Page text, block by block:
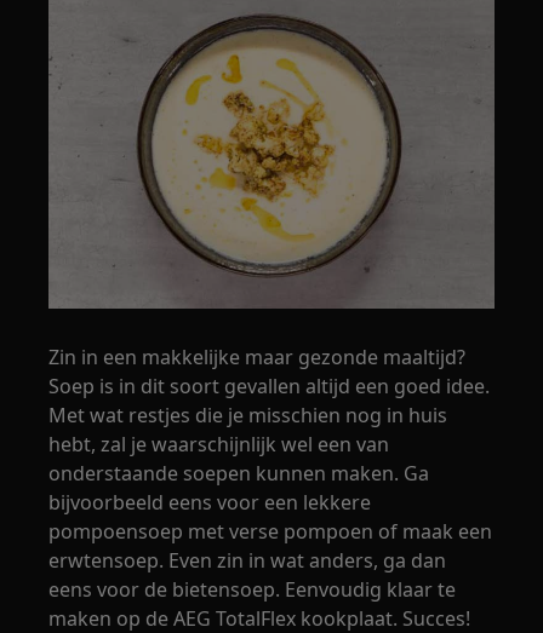
Zin in een makkelijke maar gezonde maaltijd?
Soep is in dit soort gevallen altijd een goed idee.
Met wat restjes die je misschien nog in huis
hebt, zal je waarschijnlijk wel een van
onderstaande soepen kunnen maken. Ga
bijvoorbeeld eens voor een lekkere
pompoensoep met verse pompoen of maak een
erwtensoep. Even zin in wat anders, ga dan
eens voor de bietensoep. Eenvoudig klaar te
maken op de AEG TotalFlex kookplaat. Succes!